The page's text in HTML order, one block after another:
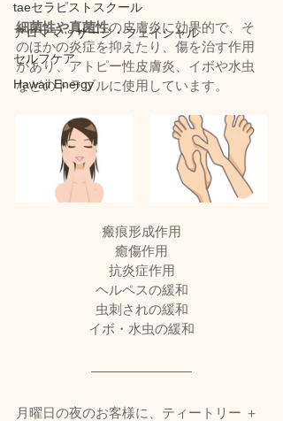
taeセラピストスクール
アロママッサージ・フェイシャル
セルフケア
Hawaii Energy
細菌性や真菌性の皮膚炎に効果的で、そ
のほかの炎症を抑えたり、傷を治す作用
があり、アトピー性皮膚炎、イボや水虫
などのトラブルに使用しています。
瘢痕形成作用
癒傷作用
抗炎症作用
ヘルペスの緩和
虫刺されの緩和
イボ・水虫の緩和
月曜日の夜のお客様に、ティートリー ＋